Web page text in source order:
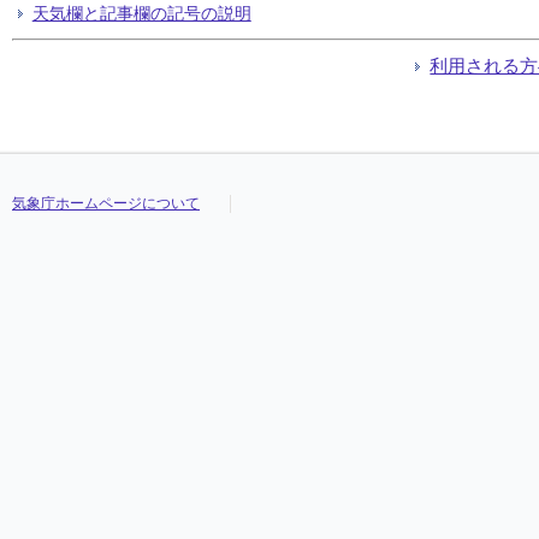
天気欄と記事欄の記号の説明
利用される
気象庁ホームページについて